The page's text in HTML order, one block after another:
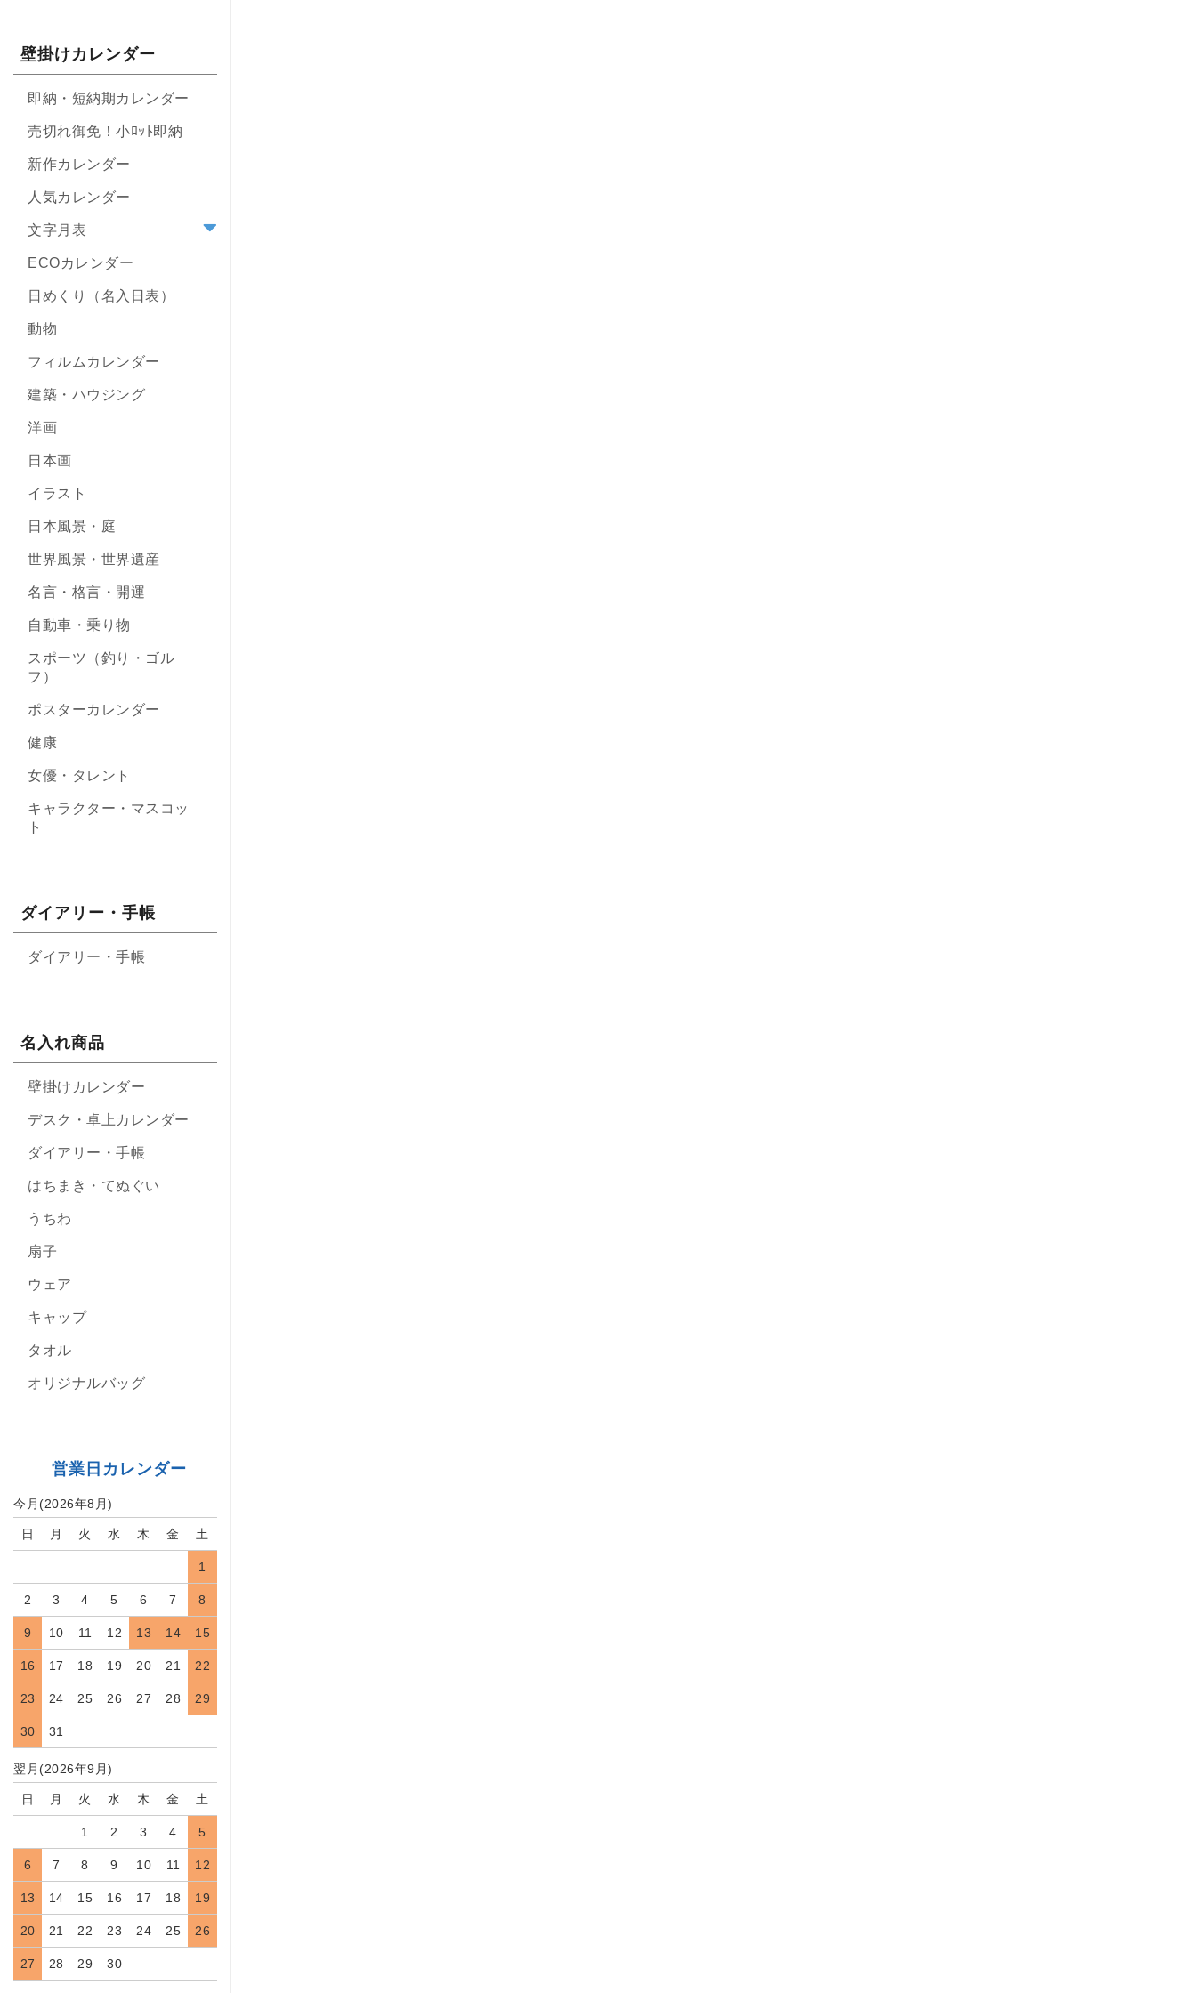
壁掛けカレンダー
即納・短納期カレンダー
売切れ御免！小ﾛｯﾄ即納
新作カレンダー
人気カレンダー
文字月表
ECOカレンダー
日めくり（名入日表）
動物
フィルムカレンダー
建築・ハウジング
洋画
日本画
イラスト
日本風景・庭
世界風景・世界遺産
名言・格言・開運
自動車・乗り物
スポーツ（釣り・ゴル
フ）
ポスターカレンダー
健康
女優・タレント
キャラクター・マスコッ
ト
ダイアリー・手帳
ダイアリー・手帳
名入れ商品
壁掛けカレンダー
デスク・卓上カレンダー
ダイアリー・手帳
はちまき・てぬぐい
うちわ
扇子
ウェア
キャップ
タオル
オリジナルバッグ
営業日カレンダー
今月(2026年8月)
日 月 火 水 木 金 土
1
2 3 4 5 6 7 8
9 10 11 12 13 14 15
16 17 18 19 20 21 22
23 24 25 26 27 28 29
30 31
翌月(2026年9月)
日 月 火 水 木 金 土
1 2 3 4 5
6 7 8 9 10 11 12
13 14 15 16 17 18 19
20 21 22 23 24 25 26
27 28 29 30